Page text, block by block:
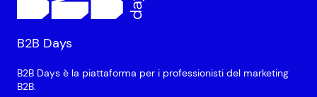
B2B Days
B2B Days è la piattaforma per i professionisti del marketing
B2B.